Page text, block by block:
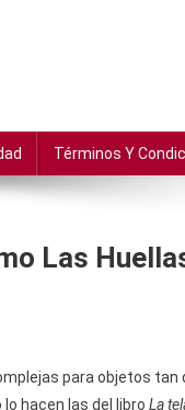
Términos Y
Las
para objetos tan
hacen las del libro La